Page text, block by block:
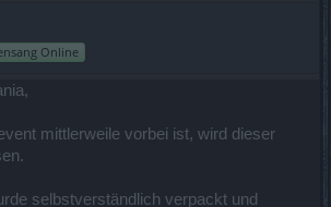
Online
mittlerweile vorbei ist, wird dieser
selbstverständlich verpackt und